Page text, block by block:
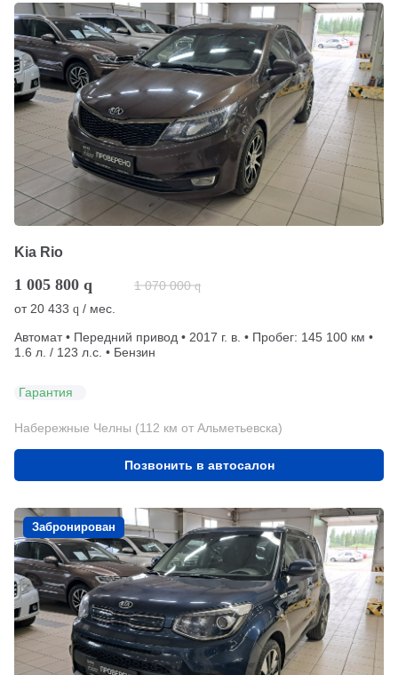
Kia Rio
1 005 800 q 1 070 000 q
от 20 433 q / мес.
Автомат • Передний привод • 2017 г. в. • Пробег: 145 100 км •
1.6 л. / 123 л.с. • Бензин
Гарантия
Набережные Челны (112 км от Альметьевска)
Позвонить в автосалон
Забронирован